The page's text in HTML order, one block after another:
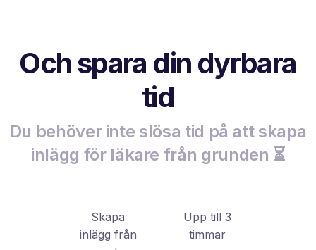
Och spara din dyrbara
tid
Du behöver inte slösa tid på att skapa
inlägg för läkare från grunden ⏳
Skapa
inlägg från
Upp till 3
timmar